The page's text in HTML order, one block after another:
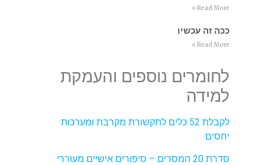
Read More »
ככה זה עכשיו
Read More »
לחומרים נוספים והעמקת
למידה
לקבלת 52 כלים לתקשורת מקרבת ומערכות
יחסים
סדרת 20 המסרים – סיפורים אישיים מעוררי